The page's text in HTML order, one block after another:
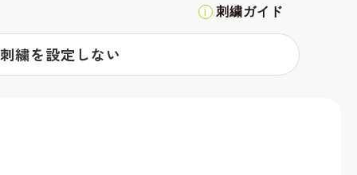
刺繍ガイド
刺繍を設定しない